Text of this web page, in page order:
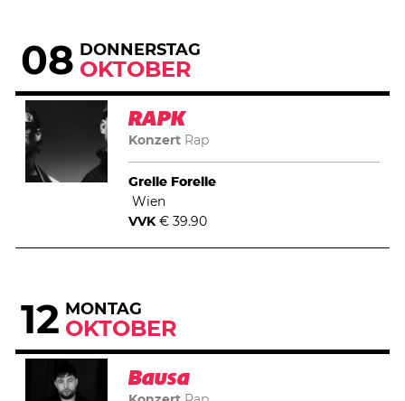
08 DONNERSTAG
OKTOBER
RAPK
Konzert Rap
Grelle Forelle
Wien
VVK€ 39.90
12 MONTAG
OKTOBER
Bausa